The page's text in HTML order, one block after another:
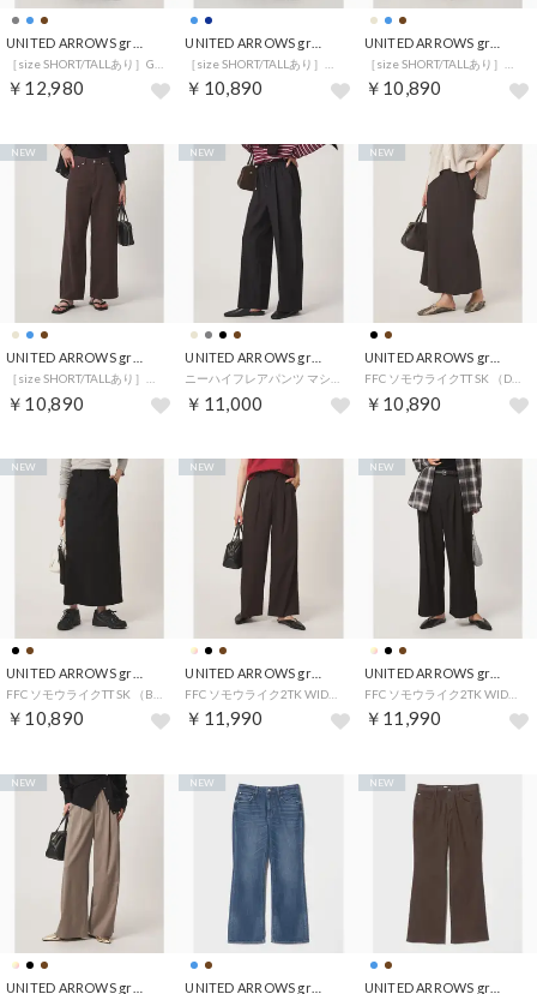
￥12,980
UNITED ARROWS green label relaxing
￥10,890 ￥10,890
￥10,890
NEW
UNITED ARROWS green label relaxing
￥11,000
NEW
FFC ソモウライクTT SK （DK.BROWN）
￥10,890
NEW
￥10,890
NEW
UNITED ARROWS green label relaxing
￥11,990
NEW
FFC ソモウライク2TK WIDE PT （BLACK）
￥11,990
NEW
NEW
UNITED ARROWS green label relaxing
NEW NEW